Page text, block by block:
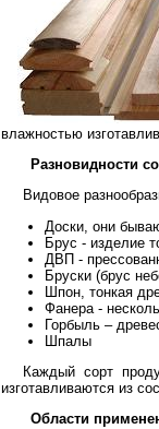
влажностью
Разновидности
Видовое
Доски, они
Брус - изделие
ДВП -
Бруски (брус
Шпон, тонкая
Фанера -
Горбыль –
Шпалы
Каждый сорт
изготавливаются из
Области